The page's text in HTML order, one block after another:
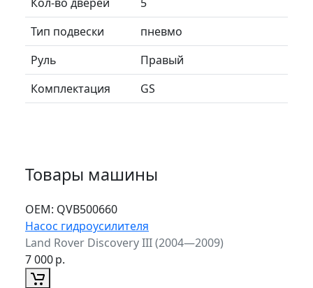
Тип подвески
пневмо
Руль
Правый
Комплектация
GS
Товары машины
ОЕМ: QVB500660
Насос гидроусилителя
Land Rover Discovery III (2004—2009)
7 000р.